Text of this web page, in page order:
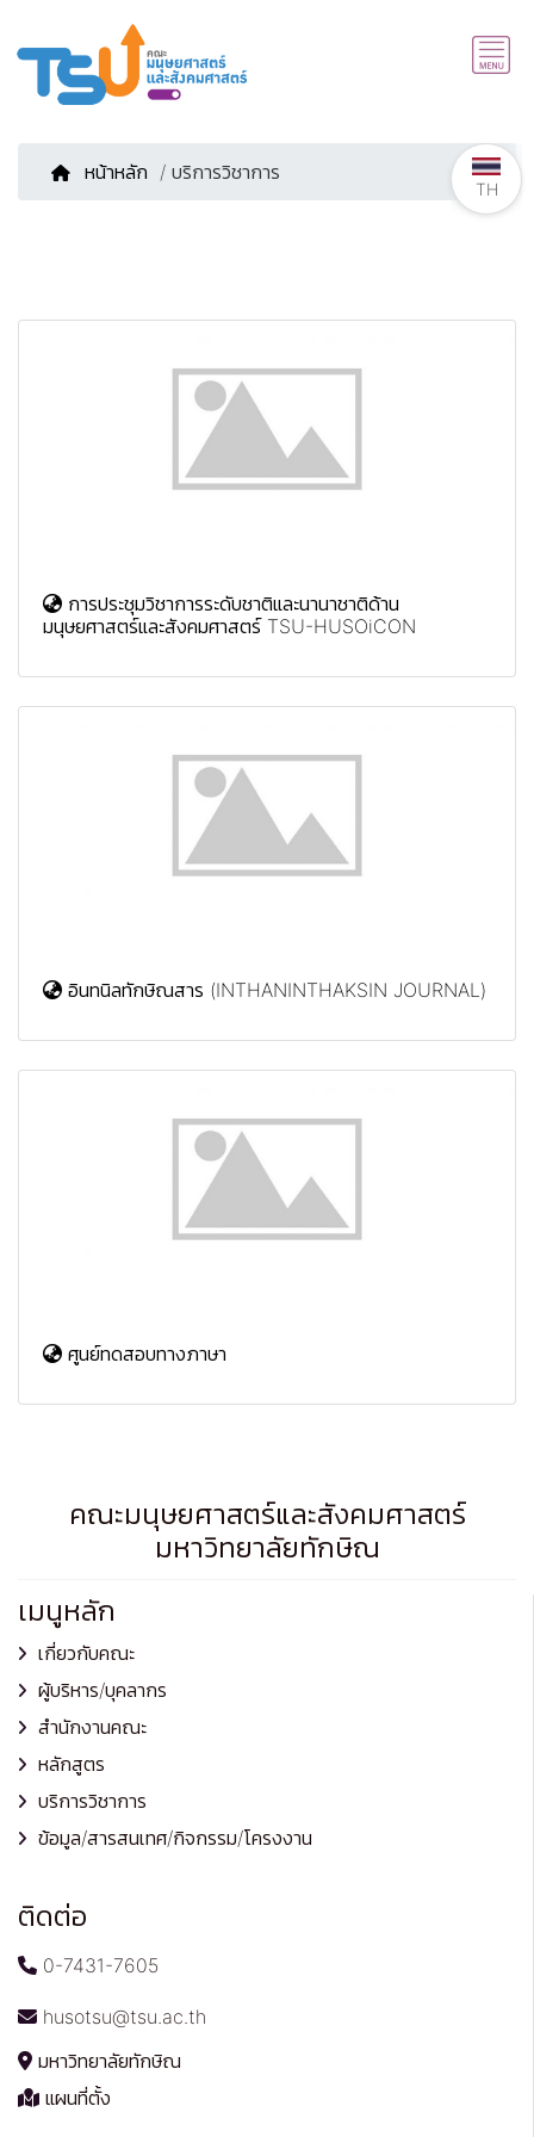
หน้าหลัก / บริการวิชาการ
การประชุมวิชาการระดับชาติและนานาชาติด้าน
มนุษยศาสตร์และสังคมศาสตร์ TSU-HUSOiCON
อินทนิลทักษิณสาร (INTHANINTHAKSIN JOURNAL)
ศูนย์ทดสอบทางภาษา
คณะมนุษยศาสตร์และสังคมศาสตร์
มหาวิทยาลัยทักษิณ
เมนูหลัก
เกี่ยวกับคณะ
ผู้บริหาร/บุคลากร
สำนักงานคณะ
หลักสูตร
บริการวิชาการ
ข้อมูล/สารสนเทศ/กิจกรรม/โครงงาน
ติดต่อ
0-7431-7605
husotsu@tsu.ac.th
มหาวิทยาลัยทักษิณ
แผนที่ตั้ง
TH